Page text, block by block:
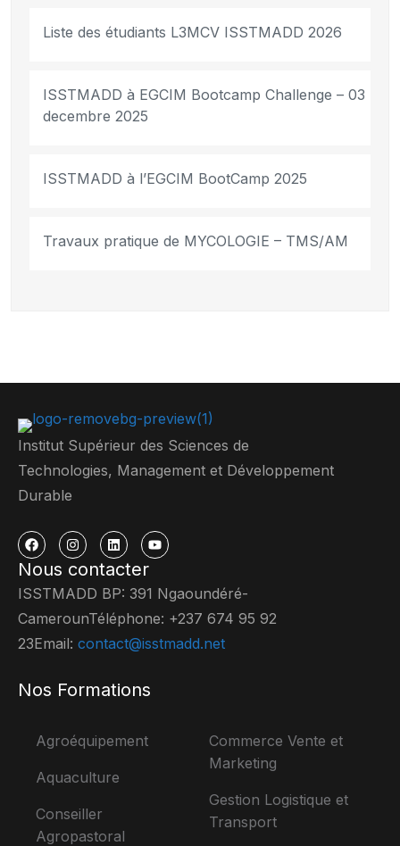
Liste des étudiants L3MCV ISSTMADD 2026
ISSTMADD à EGCIM Bootcamp Challenge – 03
decembre 2025
ISSTMADD à l’EGCIM BootCamp 2025
Travaux pratique de MYCOLOGIE – TMS/AM
Institut Supérieur des Sciences de
Technologies, Management et Développement
Durable
Nous contacter
ISSTMADD BP: 391 Ngaoundéré-
CamerounTéléphone: +237 674 95 92
23Email: contact@isstmadd.net
Nos Formations
Agroéquipement
Aquaculture
Conseiller
Agropastoral
Commerce Vente et
Marketing
Gestion Logistique et
Transport